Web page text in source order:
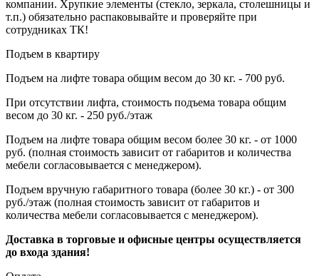
компании. Хрупкие элементы (стекло, зеркала, столешницы и
т.п.) обязательно распаковывайте и проверяйте при
сотрудниках ТК!
Подъем в квартиру
Подъем на лифте товара общим весом до 30 кг. - 700 руб.
При отсутствии лифта, стоимость подъема товара общим
весом до 30 кг. - 250 руб./этаж
Подъем на лифте товара общим весом более 30 кг. - от 1000
руб. (полная стоимость зависит от габаритов и количества
мебели согласовывается с менеджером).
Подъем вручную габаритного товара (более 30 кг.) - от 300
руб./этаж (полная стоимость зависит от габаритов и
количества мебели согласовывается с менеджером).
Доставка в торговые и офисные центры осуществляется
до входа здания!